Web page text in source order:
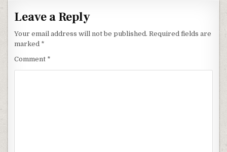
Leave a Reply
Your email address will not be published. Required fields are
marked *
Comment *